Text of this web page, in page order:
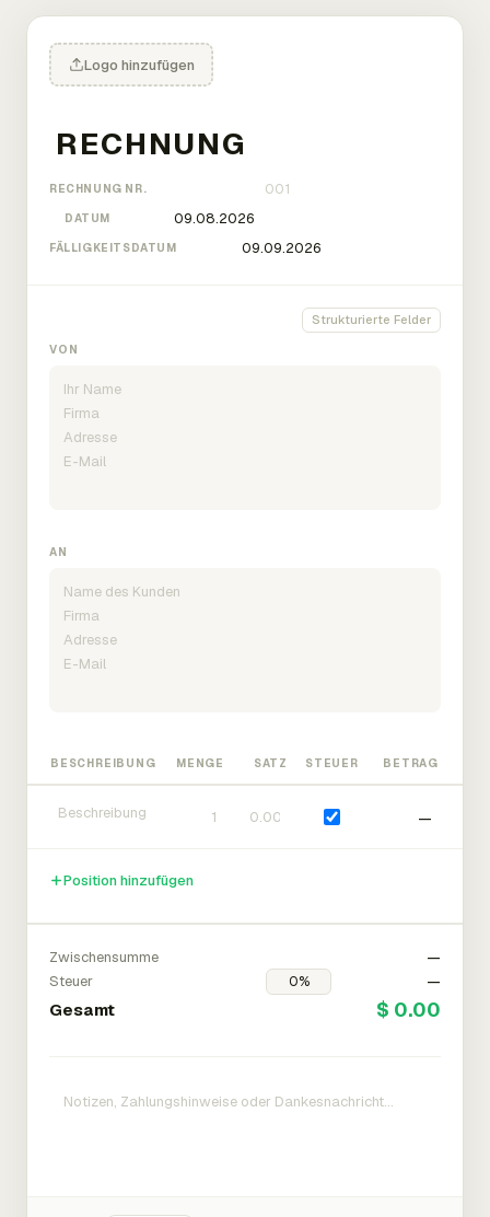
Logo hinzufügen
RECHNUNG NR.
DATUM
FÄLLIGKEITSDATUM
Strukturierte Felder
VON
AN
BESCHREIBUNG MENGE SATZ STEUER BETRAG
—
Position hinzufügen
Zwischensumme
—
Steuer
—
Gesamt $ 0.00